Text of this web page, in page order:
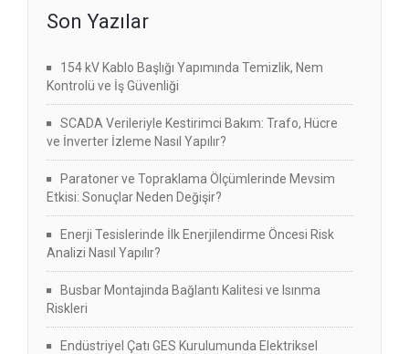
Son Yazılar
154 kV Kablo Başlığı Yapımında Temizlik, Nem
Kontrolü ve İş Güvenliği
SCADA Verileriyle Kestirimci Bakım: Trafo, Hücre
ve İnverter İzleme Nasıl Yapılır?
Paratoner ve Topraklama Ölçümlerinde Mevsim
Etkisi: Sonuçlar Neden Değişir?
Enerji Tesislerinde İlk Enerjilendirme Öncesi Risk
Analizi Nasıl Yapılır?
Busbar Montajında Bağlantı Kalitesi ve Isınma
Riskleri
Endüstriyel Çatı GES Kurulumunda Elektriksel